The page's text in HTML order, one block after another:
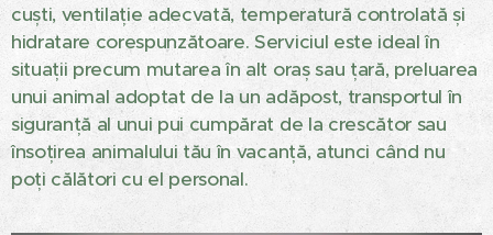
cuști, ventilație adecvată, temperatură controlată și
hidratare corespunzătoare. Serviciul este ideal în
situații precum mutarea în alt oraș sau țară, preluarea
unui animal adoptat de la un adăpost, transportul în
siguranță al unui pui cumpărat de la crescător sau
însoțirea animalului tău în vacanță, atunci când nu
poți călători cu el personal.